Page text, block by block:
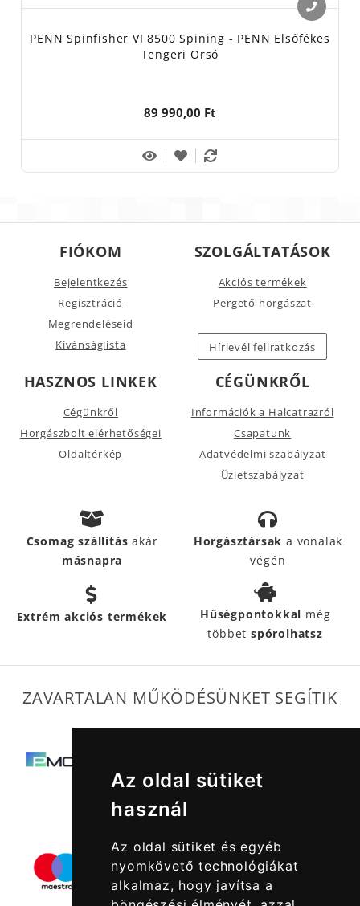
Az oldal sütiket
használ
Az oldal sütiket és egyéb
nyomkövető technológiákat
alkalmaz, hogy javítsa a
PENN Spinfisher VI 8500 Spining - PENN Elsőfékes
Tengeri Orsó
89 990,00 Ft
FIÓKOM
Bejelentkezés
Regisztráció
Megrendeléseid
Kívánságlista
SZOLGÁLTATÁSOK
Akciós termékek
Pergető horgászat
Hírlevél feliratkozás
HASZNOS LINKEK
Cégünkről
Horgászbolt elérhetőségei
Oldaltérkép
CÉGÜNKRŐL
Információk a Halcatrazról
Csapatunk
Adatvédelmi szabályzat
Üzletszabályzat
Csomag szállításakár
másnapra
Horgásztársak a vonalak
végén
Extrém akciós termékek Hűségpontokkal még
többetspórolhatsz
ZAVARTALAN MŰKÖDÉSÜNKET SEGÍTIK